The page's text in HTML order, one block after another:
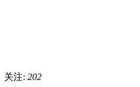
关注: 202